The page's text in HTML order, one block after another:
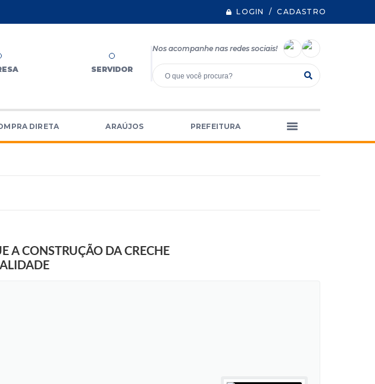
LOGIN / CADASTRO
SERVIDOR
Nos acompanhe nas redes sociais!
DIRETA ARAÚJOS PREFEITURA
CONSTRUÇÃO DA CRECHE